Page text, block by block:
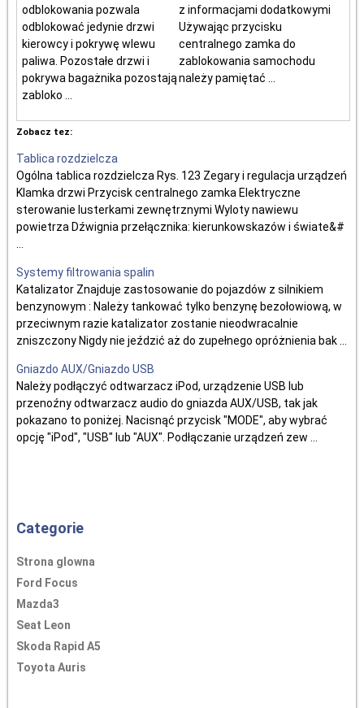
odblokowania pozwala
odblokować jedynie drzwi
kierowcy i pokrywę wlewu
paliwa. Pozostałe drzwi i
pokrywa bagażnika pozostają
zabloko ...
z informacjami dodatkowymi
Używając przycisku
centralnego zamka do
zablokowania samochodu
należy pamiętać ...
Zobacz tez:
Tablica rozdzielcza
Ogólna tablica rozdzielcza Rys. 123 Zegary i regulacja urządzeń
Klamka drzwi Przycisk centralnego zamka Elektryczne
sterowanie lusterkami zewnętrznymi Wyloty nawiewu
powietrza Dźwignia przełącznika: kierunkowskazów i świate&#
Systemy filtrowania spalin
Katalizator Znajduje zastosowanie do pojazdów z silnikiem
benzynowym : Należy tankować tylko benzynę bezołowiową, w
przeciwnym razie katalizator zostanie nieodwracalnie
zniszczony Nigdy nie jeździć aż do zupełnego opróżnienia bak ...
Gniazdo AUX/Gniazdo USB
Należy podłączyć odtwarzacz iPod, urządzenie USB lub
przenoźny odtwarzacz audio do gniazda AUX/USB, tak jak
pokazano to poniżej. Nacisnąć przycisk "MODE", aby wybrać
opcję "iPod", "USB" lub "AUX". Podłączanie urządzeń zew ...
Categorie
Strona glowna
Ford Focus
Mazda3
Seat Leon
Skoda Rapid A5
Toyota Auris